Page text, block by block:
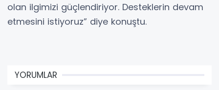
olan ilgimizi güçlendiriyor. Desteklerin devam
etmesini istiyoruz” diye konuştu.
YORUMLAR